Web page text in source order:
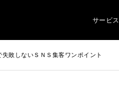
サービス
敗しないＳＮＳ集客ワンポイント